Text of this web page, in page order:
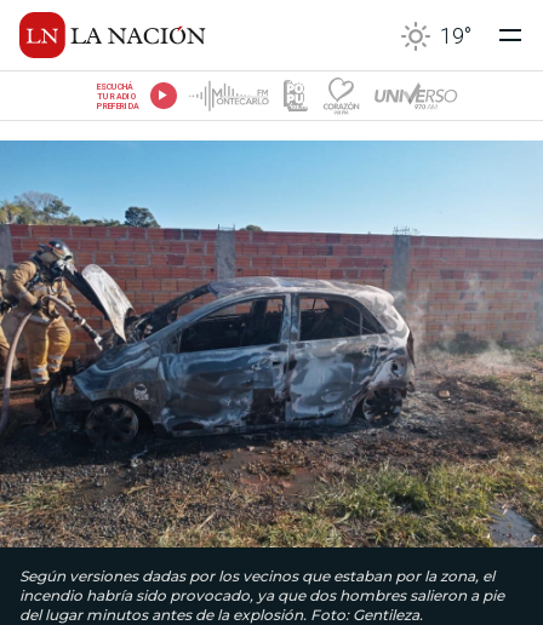
19°
ESCUCHÁ
TU RADIO
PREFERIDA
Según versiones dadas por los vecinos que estaban por la zona, el
incendio habría sido provocado, ya que dos hombres salieron a pie
del lugar minutos antes de la explosión. Foto: Gentileza.